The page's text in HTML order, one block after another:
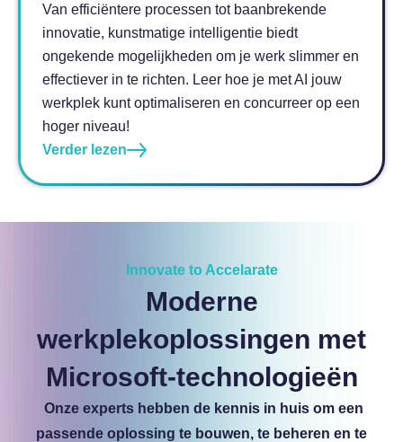
Van efficiëntere processen tot baanbrekende
innovatie, kunstmatige intelligentie biedt
ongekende mogelijkheden om je werk slimmer en
effectiever in te richten. Leer hoe je met AI jouw
werkplek kunt optimaliseren en concurreer op een
hoger niveau!
Verder lezen
Innovate to Accelarate
Moderne
werkplekoplossingen met
Microsoft-technologieën
Onze experts hebben de kennis in huis om een
passende oplossing te bouwen, te beheren en te